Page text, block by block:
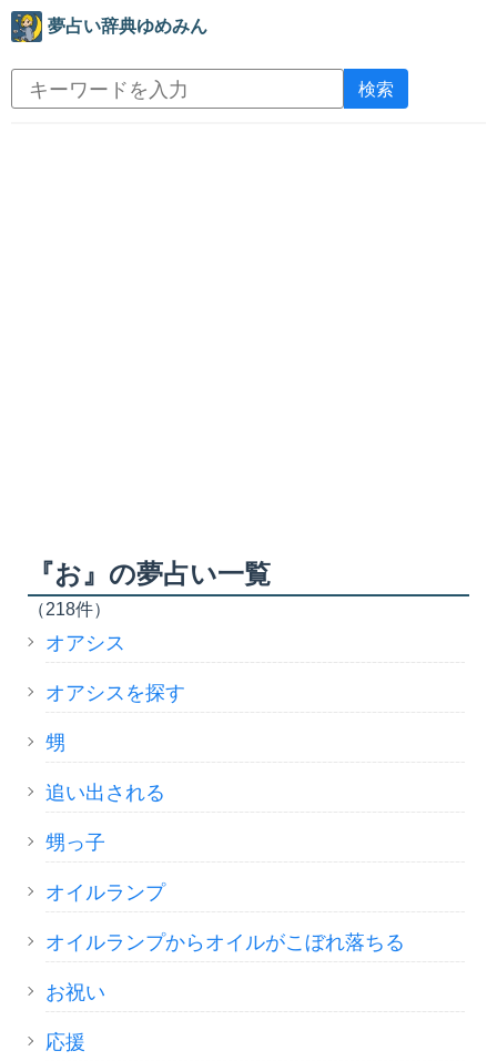
夢占い辞典ゆめみん
検索
『お』の夢占い一覧
（218件）
オアシス
オアシスを探す
甥
追い出される
甥っ子
オイルランプ
オイルランプからオイルがこぼれ落ちる
お祝い
応援